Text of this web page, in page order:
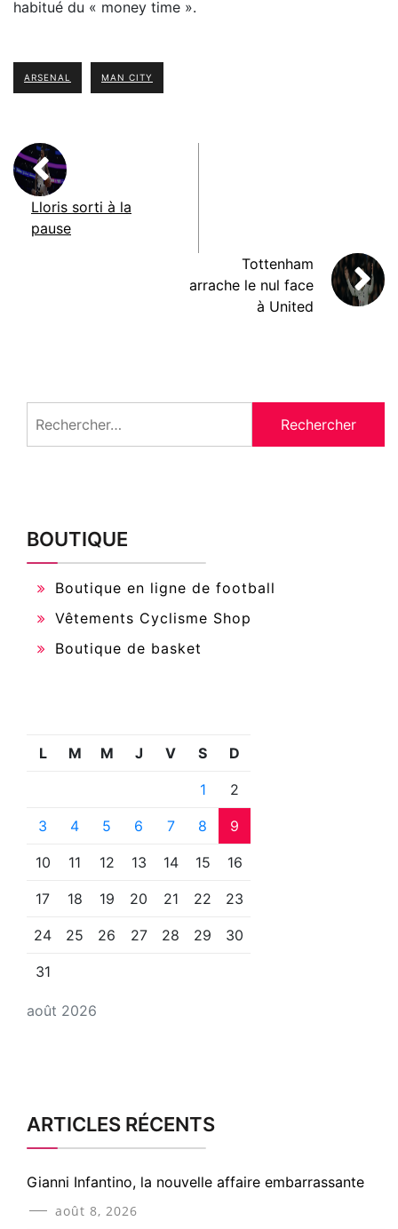
habitué du « money time ».
ARSENAL MAN CITY
Lloris sorti à la
pause
Tottenham
arrache le nul face
à United
BOUTIQUE
Boutique en ligne de football
Vêtements Cyclisme Shop
Boutique de basket
août 2026
L M M J V S D
1 2
3 4 5 6 7 8 9
10 11 12 13 14 15 16
17 18 19 20 21 22 23
24 25 26 27 28 29 30
31
ARTICLES RÉCENTS
Gianni Infantino, la nouvelle affaire embarrassante
août 8, 2026